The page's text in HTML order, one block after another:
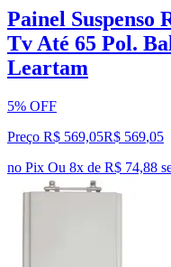
Painel Suspenso
Tv Até 65 Pol.
Leartam
5% OFF
Preço R$ 569,05R$ 569,05
no Pix Ou 8x de R$ 74,88